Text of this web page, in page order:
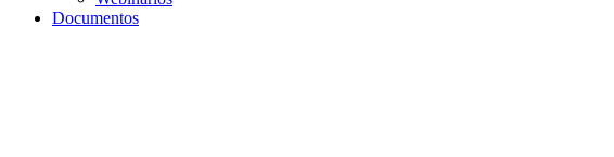
Documentos